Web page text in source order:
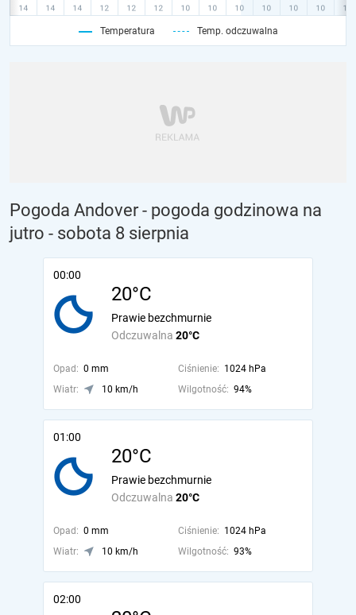
Temperatura Temp. odczuwalna
Pogoda Andover - pogoda godzinowa na
jutro - sobota 8 sierpnia
00:00
20°C
Odczuwalna 20°C
Prawie bezchmurnie
Opad: 0 mm Ciśnienie: 1024 hPa
Wiatr:
10 km/h Wilgotność: 94%
01:00
20°C
Odczuwalna 20°C
Prawie bezchmurnie
Opad: 0 mm Ciśnienie: 1024 hPa
Wiatr:
10 km/h Wilgotność: 93%
02:00